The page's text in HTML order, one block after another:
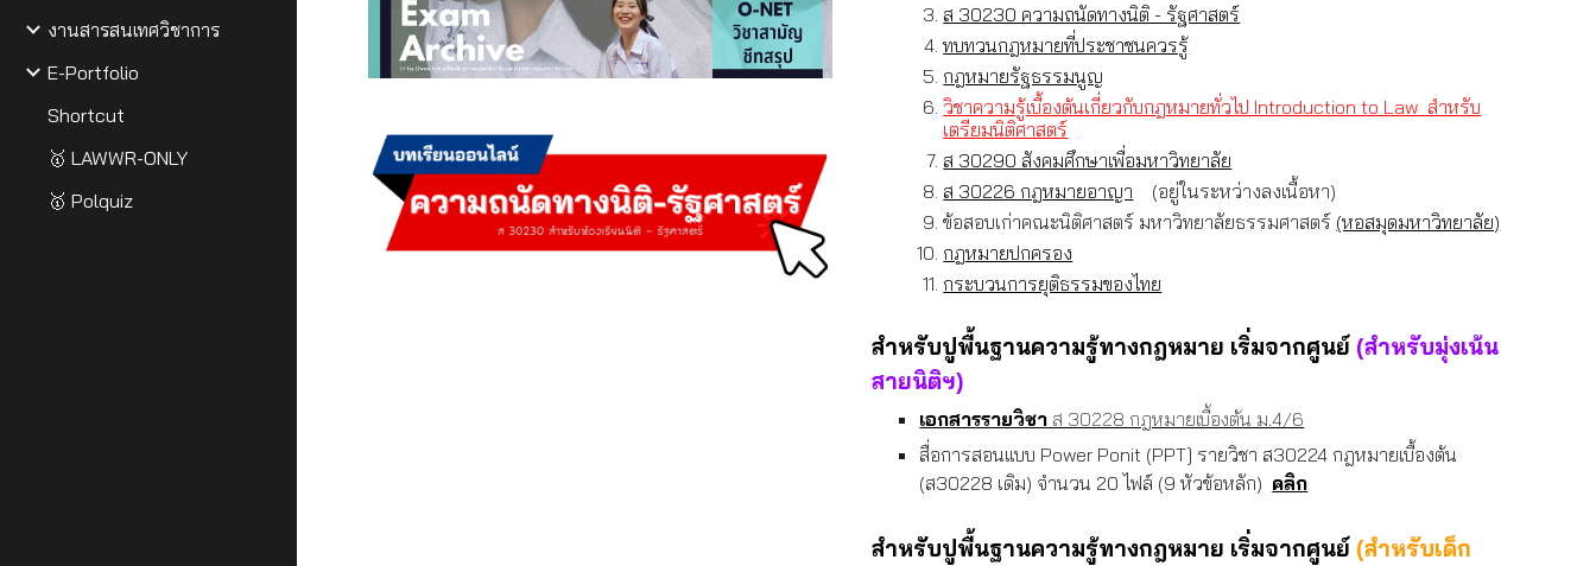
งานสารสนเทศวิชาการ
E-Portfolio
Shortcut
🥇 LAWWR-ONLY
🥇 Polquiz
ส 30230 ความถนัดทางนิติ - รัฐศาสตร์
ทบทวนกฎหมายที่ประชาชนควรรู้
กฎหมายรัฐธรรมนูญ
วิชาความรู้เบื้องต้นเกี่ยวกับกฎหมายทั่วไป Introduction to Law สำหรับ
เตรียมนิติศาสตร์
ส 30290 สังคมศึกษาเพื่อมหาวิทยาลัย
ส 30226 กฎหมายอาญา (อยู่ในระหว่างลงเนื้อหา)
ข้อสอบเก่าคณะนิติศาสตร์ มหาวิทยาลัยธรรมศาสตร์ (หอสมุดมหาวิทยาลัย)
กฎหมายปกครอง
กระบวนการยุติธรรมของไทย
สำหรับปูพื้นฐานความรู้ทางกฎหมาย เริ่มจากศูนย์ (สำหรับมุ่งเน้น
สายนิติฯ)
เอกสารรายวิชา ส 30228 กฎหมายเบื้องต้น ม.4/6
สื่อการสอนแบบ Power Ponit (PPT] รายวิชา ส30224 กฎหมายเบื้องต้น
(ส30228 เดิม) จำนวน 20 ไฟล์ (9 หัวข้อหลัก) คลิก
สำหรับปูพื้นฐานความรู้ทางกฎหมาย เริ่มจากศูนย์ (สำหรับเด็ก